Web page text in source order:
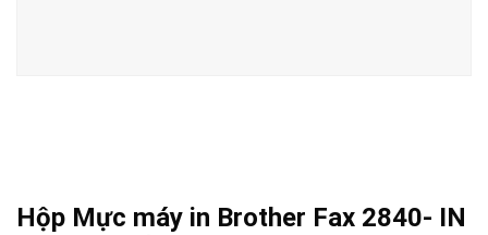
Hộp Mực máy in Brother Fax 2840- IN